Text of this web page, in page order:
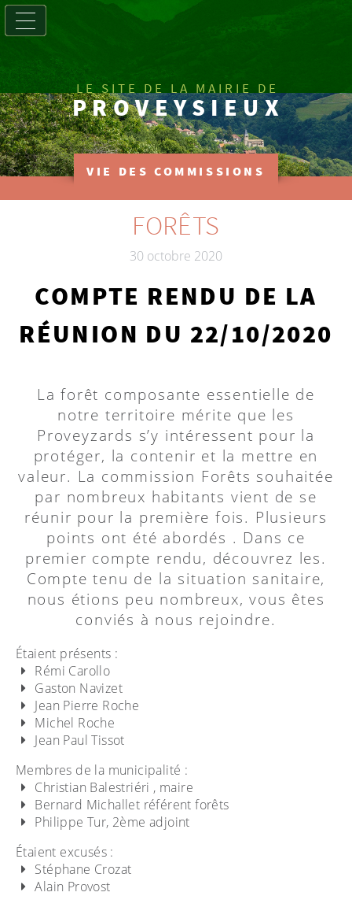
PROVEYSIEUX
LE SITE DE LA MAIRIE DE
VIE DES COMMISSIONS
FORÊTS
30 octobre 2020
COMPTE RENDU DE LA
RÉUNION DU 22/10/2020
La forêt composante essentielle de
notre territoire mérite que les
Proveyzards s’y intéressent pour la
protéger, la contenir et la mettre en
valeur. La commission Forêts souhaitée
par nombreux habitants vient de se
réunir pour la première fois. Plusieurs
points ont été abordés . Dans ce
premier compte rendu, découvrez les.
Compte tenu de la situation sanitaire,
nous étions peu nombreux, vous êtes
conviés à nous rejoindre.
Étaient présents :
Rémi Carollo
Gaston Navizet
Jean Pierre Roche
Michel Roche
Jean Paul Tissot
Membres de la municipalité :
Christian Balestriéri , maire
Bernard Michallet référent forêts
Philippe Tur, 2ème adjoint
Étaient excusés :
Stéphane Crozat
Alain Provost